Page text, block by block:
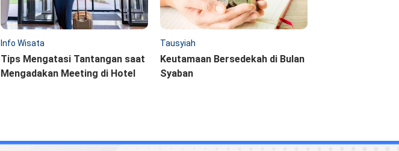
Info Wisata
Tips Mengatasi Tantangan saat
Mengadakan Meeting di Hotel
Tausyiah
Keutamaan Bersedekah di Bulan
Syaban